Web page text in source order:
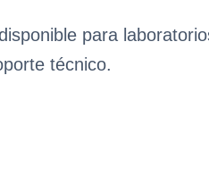
para
técnico.